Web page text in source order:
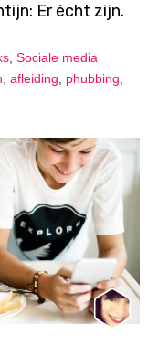
Er écht zijn.
Sociale media
, afleiding, phubbing,